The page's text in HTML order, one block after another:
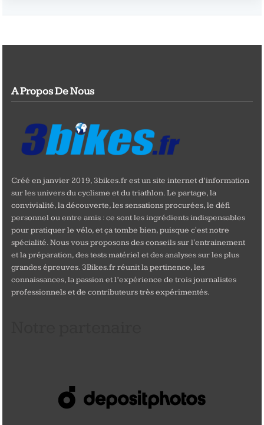
A Propos De Nous
Créé en janvier 2019, 3bikes.fr est un site internet d’information
sur les univers du cyclisme et du triathlon. Le partage, la
convivialité, la découverte, les sensations procurées, le défi
personnel ou entre amis : ce sont les ingrédients indispensables
pour pratiquer le vélo, et ça tombe bien, puisque c'est notre
spécialité. Nous vous proposons des conseils sur l'entrainement
et la préparation, des tests matériel et des analyses sur les plus
grandes épreuves. 3Bikes.fr réunit la pertinence, les
connaissances, la passion et l’expérience de trois journalistes
professionnels et de contributeurs très expérimentés.